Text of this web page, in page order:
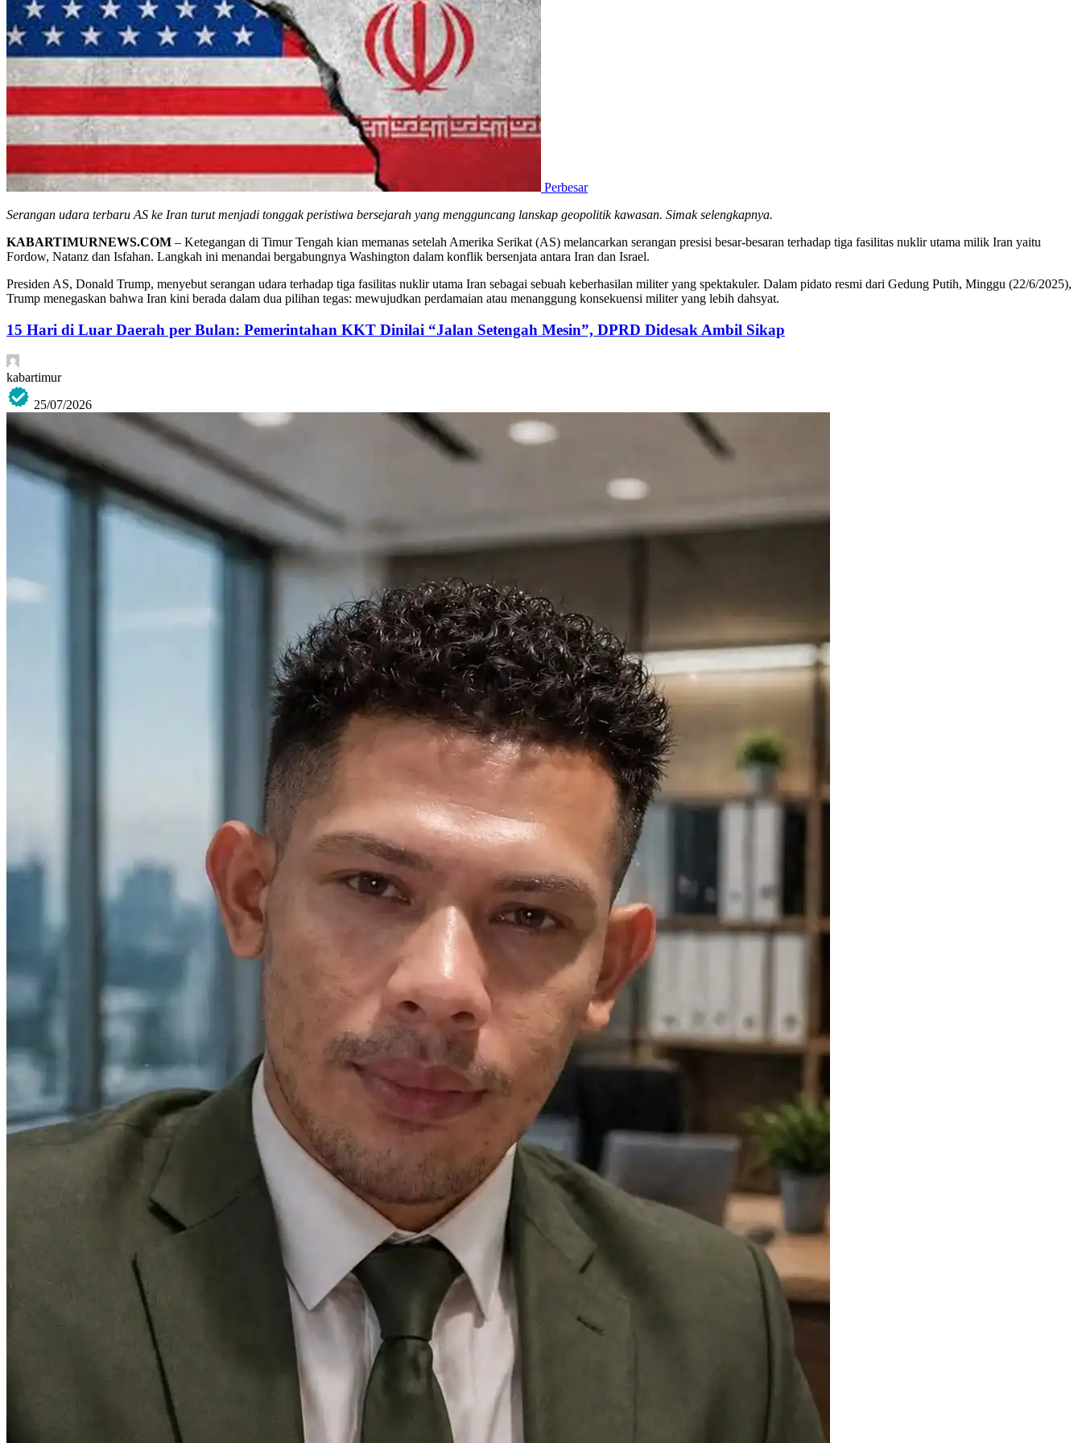
Perbesar
Serangan udara terbaru AS ke Iran turut menjadi tonggak peristiwa bersejarah yang mengguncang lanskap geopolitik kawasan. Simak selengkapnya.
KABARTIMURNEWS.COM – Ketegangan di Timur Tengah kian memanas setelah Amerika Serikat (AS) melancarkan serangan presisi besar-besaran terhadap tiga fasilitas nuklir utama milik Iran yaitu
Fordow, Natanz dan Isfahan. Langkah ini menandai bergabungnya Washington dalam konflik bersenjata antara Iran dan Israel.
Presiden AS, Donald Trump, menyebut serangan udara terhadap tiga fasilitas nuklir utama Iran sebagai sebuah keberhasilan militer yang spektakuler. Dalam pidato resmi dari Gedung Putih, Minggu (22/6/2025),
Trump menegaskan bahwa Iran kini berada dalam dua pilihan tegas: mewujudkan perdamaian atau menanggung konsekuensi militer yang lebih dahsyat.
15 Hari di Luar Daerah per Bulan: Pemerintahan KKT Dinilai “Jalan Setengah Mesin”, DPRD Didesak Ambil Sikap
kabartimur
25/07/2026